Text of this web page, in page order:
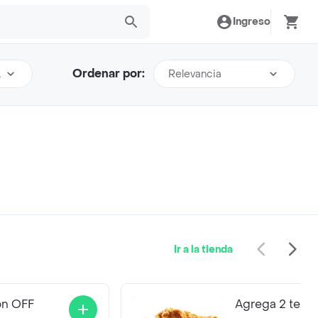
Ingreso
Ordenar por: Relevancia
Ir a la tienda
OFF
Agrega 2